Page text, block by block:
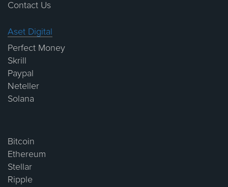
Contact Us
Aset Digital
Perfect Money
Skrill
Paypal
Neteller
Solana
Bitcoin
Ethereum
Stellar
Ripple